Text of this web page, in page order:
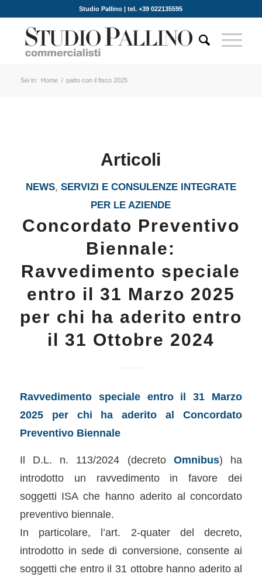
Studio Pallino | tel. +39 022135595
Sei in: Home / patto con il fisco 2025
Articoli
NEWS, SERVIZI E CONSULENZE INTEGRATE
PER LE AZIENDE
Concordato Preventivo
Biennale:
Ravvedimento speciale
entro il 31 Marzo 2025
per chi ha aderito entro
il 31 Ottobre 2024
Ravvedimento speciale entro il 31 Marzo
2025 per chi ha aderito al Concordato
Preventivo Biennale
Il D.L. n. 113/2024 (decretoOmnibus) ha
introdotto un ravvedimento in favore dei
soggetti ISA che hanno aderito al concordato
preventivo biennale.
In particolare, l’art. 2-quater del decreto,
introdotto in sede di conversione, consente ai
soggetti che entro il 31 ottobre hanno aderito al